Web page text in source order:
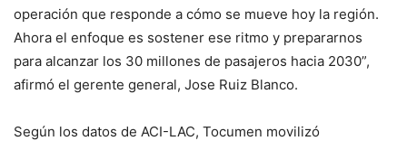
operación que responde a cómo se mueve hoy la región.
Ahora el enfoque es sostener ese ritmo y prepararnos
para alcanzar los 30 millones de pasajeros hacia 2030”,
afirmó el gerente general, Jose Ruiz Blanco.
Según los datos de ACI-LAC, Tocumen movilizó